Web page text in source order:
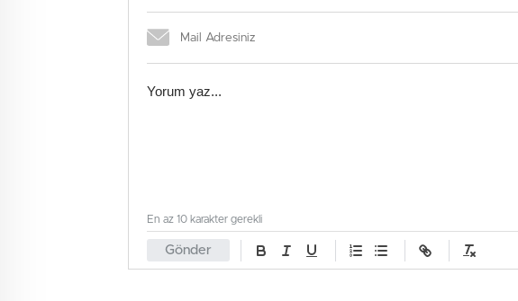
Gönder
En az 10 karakter gerekli